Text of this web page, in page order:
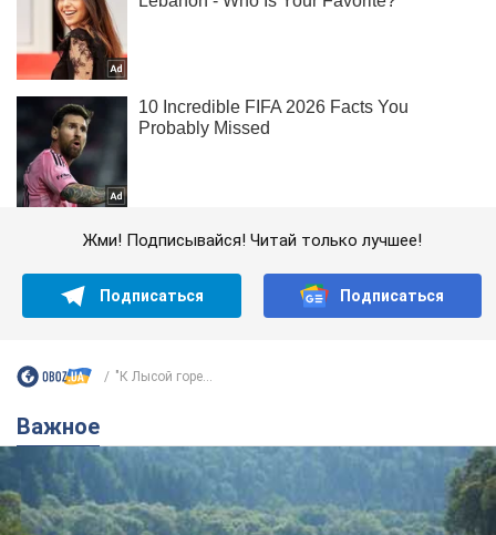
Жми! Подписывайся! Читай только лучшее!
Подписаться Подписаться
"К Лысой горе...
Важное